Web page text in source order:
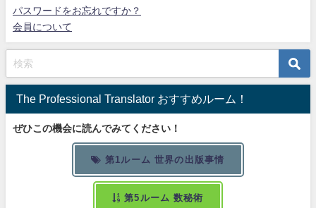
パスワードをお忘れですか？
会員について
The Professional Translator おすすめルーム！
ぜひこの機会に読んでみてください！
第1ルーム 世界の出版事情
第5ルーム 数秘術